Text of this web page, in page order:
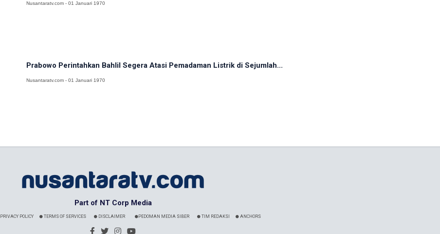
Nusantaratv.com - 01 Januari 1970
Prabowo Perintahkan Bahlil Segera Atasi Pemadaman Listrik di Sejumlah...
Nusantaratv.com - 01 Januari 1970
Part of NT Corp Media
PRIVACY POLICY TERMS OF SERVICES DISCLAIMER PEDOMAN MEDIA SIBER TIM REDAKSI ANCHORS